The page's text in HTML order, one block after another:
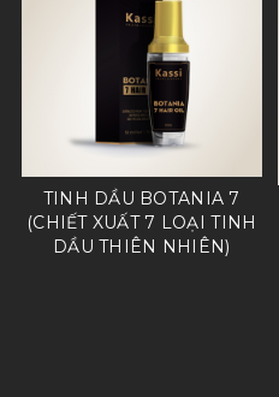
TINH DẦU BOTANIA 7
(CHIẾT XUẤT 7 LOẠI TINH
DẦU THIÊN NHIÊN)